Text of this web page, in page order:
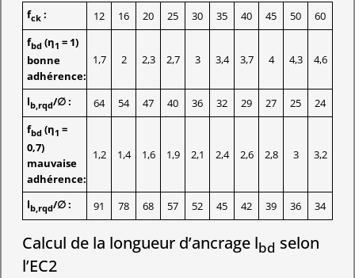
fck : 12 16 20 25 30 35 40 45 50
60
fbd (η1 = 1)
bonne
adhérence:
1,7 2 2,3 2,7 3 3,4 3,7 4 4,3 4,6
lb,rqd/∅ : 64 54 47 40 36 32 29 27 25
24
fbd (η1 =
0,7)
mauvaise
adhérence:
1,2 1,4 1,6 1,9 2,1 2,4 2,6 2,8 3 3,2
lb,rqd/∅ : 91 78 68 57 52 45 42 39 36 34
Calcul de la longueur d’ancrage lbd selon
l’EC2